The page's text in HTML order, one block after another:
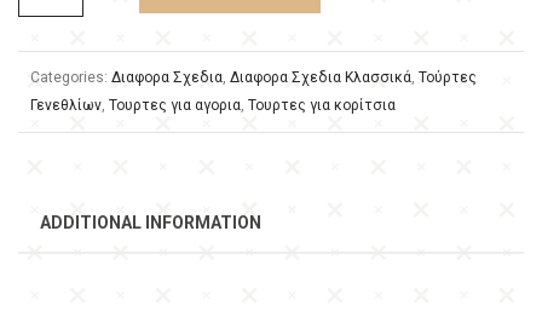
Categories: Διαφορα Σχεδια, Διαφορα Σχεδια Κλασσικά, Τούρτες
Γενεθλίων, Τουρτες για αγορια, Τουρτες για κορίτσια
ADDITIONAL INFORMATION